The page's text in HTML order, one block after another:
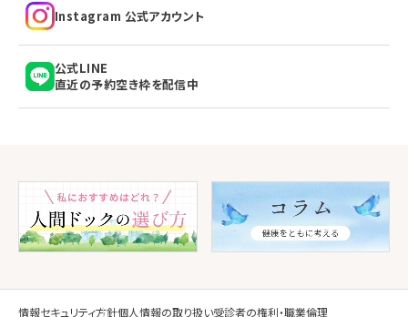
Instagram 公式アカウント
公式LINE
直近の予約空き枠を配信中
婦人科
情報セキュリティ方針個人情報の取り扱い受診者の権利・職業倫理